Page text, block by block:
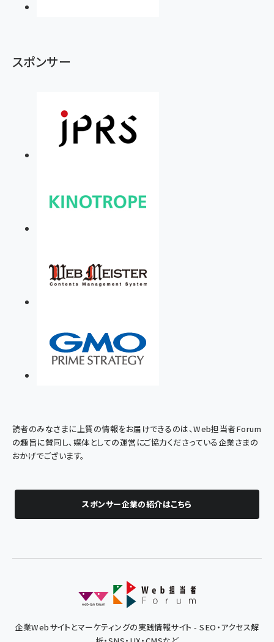
スポンサー
読者のみなさまに上質の情報をお届けできるのは、Web担当者Forum
の趣旨に賛同し、媒体としての運営にご協力くださっている企業さまの
おかげでございます。
スポンサー企業の紹介はこちら
企業Webサイトとマーケティングの実践情報サイト - SEO・アクセス解